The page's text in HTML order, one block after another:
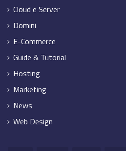
Cloud e Server
Domini
E-Commerce
Guide & Tutorial
Hosting
Marketing
News
Web Design